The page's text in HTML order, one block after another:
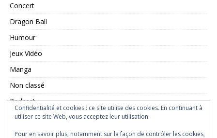
Concert
Dragon Ball
Humour
Jeux Vidéo
Manga
Non classé
Podcast
Saint Seiya
Série TV
Confidentialité et cookies : ce site utilise des cookies. En continuant à
utiliser ce site Web, vous acceptez leur utilisation.
Pour en savoir plus, notamment sur la façon de contrôler les cookies,